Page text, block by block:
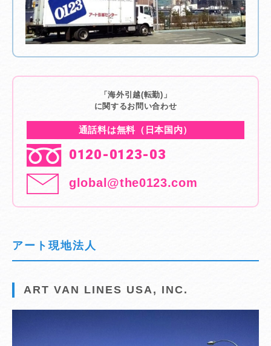
「海外引越(転勤)」
に関するお問い合わせ
通話料は無料（日本国内）
0120-0123-03
global@the0123.com
アート現地法人
ART VAN LINES USA, INC.